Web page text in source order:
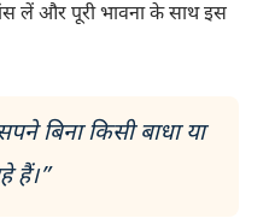
लें और पूरी भावना के साथ इस
बिना किसी बाधा या
हैं।”